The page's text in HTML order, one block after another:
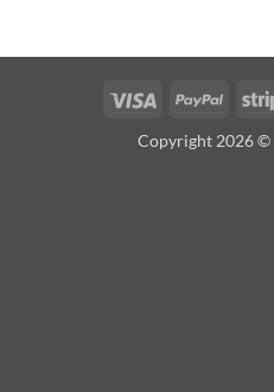
Visa PayPal
Copyright 2026 ©